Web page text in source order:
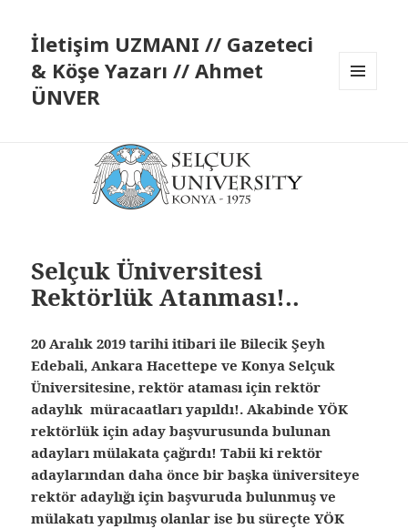
İletişim UZMANI // Gazeteci
& Köşe Yazarı // Ahmet
ÜNVER
Selçuk Üniversitesi
Rektörlük Atanması!..
20 Aralık 2019 tarihi itibari ile Bilecik Şeyh
Edebali, Ankara Hacettepe ve Konya Selçuk
Üniversitesine, rektör ataması için rektör
adaylık müracaatları yapıldı!. Akabinde YÖK
rektörlük için aday başvurusunda bulunan
adayları mülakata çağırdı! Tabii ki rektör
adaylarından daha önce bir başka üniversiteye
rektör adaylığı için başvuruda bulunmuş ve
mülakatı yapılmış olanlar ise bu süreçte YÖK